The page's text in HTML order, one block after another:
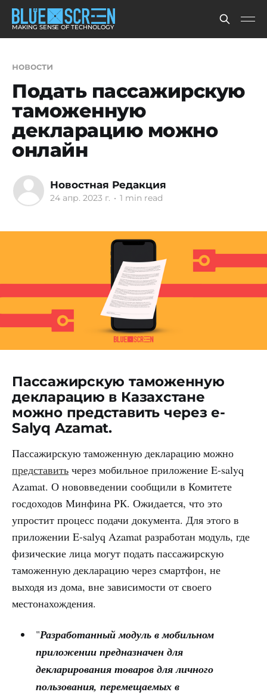
MAKING SENSE OF TECHNOLOGY
новости
Подать пассажирскую
таможенную
декларацию можно
онлайн
Новостная Редакция
24 апр. 2023 г. • 1 min read
Пассажирскую таможенную
декларацию в Казахстане
можно представить через e-
Salyq Azamat.
Пассажирскую таможенную декларацию можно
представить через мобильное приложение E-salyq
Azamat. О нововведении сообщили в Комитете
госдоходов Минфина РК. Ожидается, что это
упростит процесс подачи документа. Для этого в
приложении E-salyq Azamat разработан модуль, где
физические лица могут подать пассажирскую
таможенную декларацию через смартфон, не
выходя из дома, вне зависимости от своего
местонахождения.
"Разработанный модуль в мобильном
приложении предназначен для
декларирования товаров для личного
пользования, перемещаемых в